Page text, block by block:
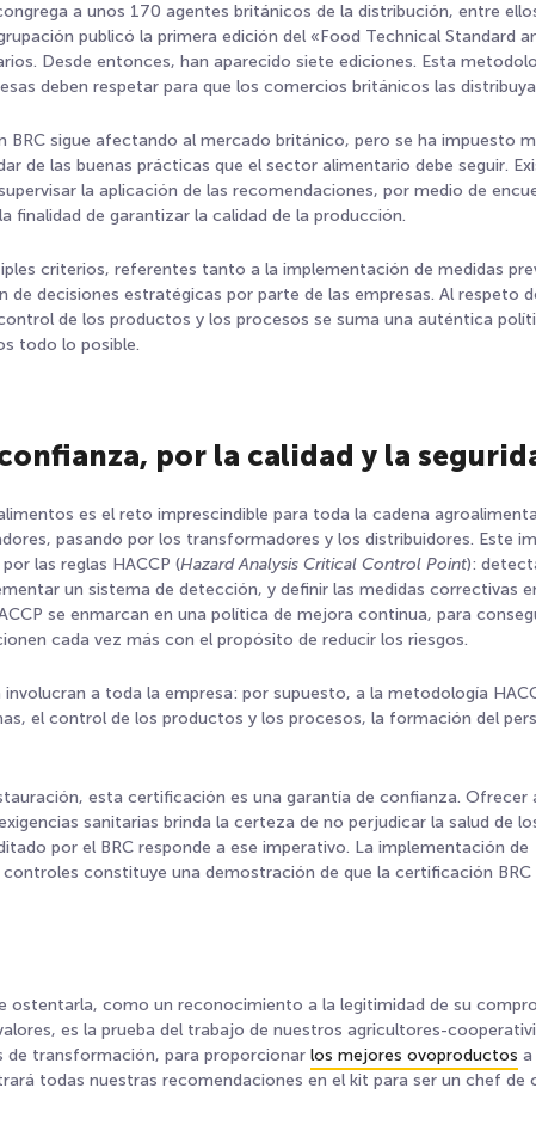
a unos 170 agentes británicos de la distribución, entre
publicó la primera edición del «Food Technical Standard
Desde entonces, han aparecido siete ediciones. Esta
deben respetar para que los comercios británicos las
BRC sigue afectando al mercado británico, pero se ha impuesto
de las buenas prácticas que el sector alimentario debe seguir.
la aplicación de las recomendaciones, por medio de
finalidad de garantizar la calidad de la producción.
criterios, referentes tanto a la implementación de medidas
decisiones estratégicas por parte de las empresas. Al respeto
de los productos y los procesos se suma una auténtica
todo lo posible.
por la calidad y la
es el reto imprescindible para toda la cadena
pasando por los transformadores y los distribuidores. Este
las reglas HACCP (Hazard Analysis Critical Control Point):
un sistema de detección, y definir las medidas correctivas
se enmarcan en una política de mejora continua, para
cada vez más con el propósito de reducir los riesgos.
a toda la empresa: por supuesto, a la metodología
el control de los productos y los procesos, la formación del
esta certificación es una garantía de confianza. Ofrecer
sanitarias brinda la certeza de no perjudicar la salud de
por el BRC responde a ese imperativo. La implementación de
constituye una demostración de que la certificación BRC
ostentarla, como un reconocimiento a la legitimidad de su
es la prueba del trabajo de nuestros agricultores-
de transformación, para proporcionar los mejores ovoproductos a
todas nuestras recomendaciones en el kit para ser un chef de